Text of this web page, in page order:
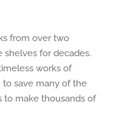
from over two
for decades.
works of
to save many of the
to make thousands of